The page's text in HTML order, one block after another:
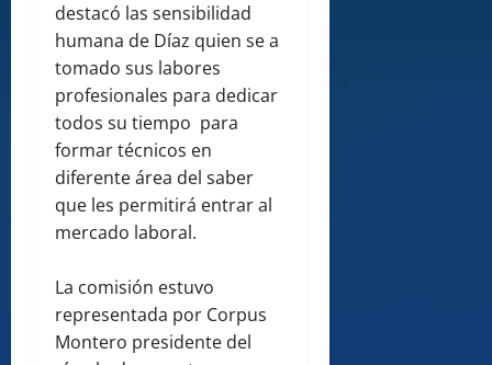
destacó las sensibilidad
humana de Díaz quien se a
tomado sus labores
profesionales para dedicar
todos su tiempo para
formar técnicos en
diferente área del saber
que les permitirá entrar al
mercado laboral.
La comisión estuvo
representada por Corpus
Montero presidente del